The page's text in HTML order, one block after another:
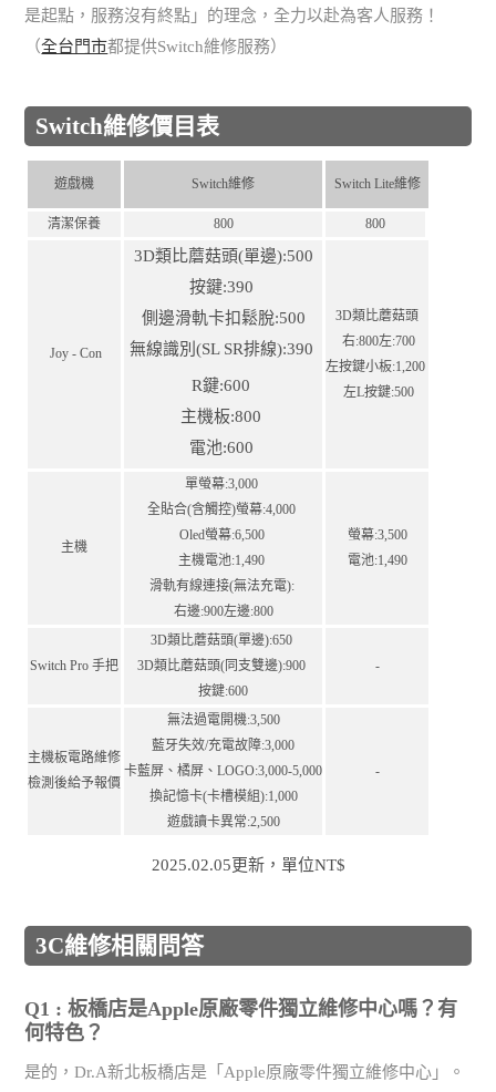
是起點，服務沒有終點」的理念，全力以赴為客人服務！
（全台門市都提供Switch維修服務）
Switch維修價目表
遊戲機 Switch維修 Switch Lite維修
清潔保養 800 800
Joy - Con
3D類比蘑菇頭(單邊):500
按鍵:390
側邊滑軌卡扣鬆脫:500
無線識別(SL SR排線):390
R鍵:600
主機板:800
電池:600
3D類比蘑菇頭
右:800左:700
左按鍵⼩板:1,200
左L按鍵:500
主機
單螢幕:3,000
全貼合(含觸控)螢幕:4,000
Oled螢幕:6,500
主機電池:1,490
滑軌有線連接(無法充電):
右邊:900左邊:800
螢幕:3,500
電池:1,490
Switch Pro ⼿把
3D類比蘑菇頭(單邊):650
3D類比蘑菇頭(同⽀雙邊):900
按鍵:600
-
主機板電路維修
檢測後給予報價
無法過電開機:3,500
藍牙失效/充電故障:3,000
卡藍屏、橘屏、LOGO:3,000-5,000
換記憶卡(卡槽模組):1,000
遊戲讀卡異常:2,500
-
2025.02.05更新，單位NT$
3C維修相關問答
Q1 : 板橋店是Apple原廠零件獨立維修中心嗎？有
何特色？
是的，Dr.A新北板橋店是「Apple原廠零件獨立維修中心」。